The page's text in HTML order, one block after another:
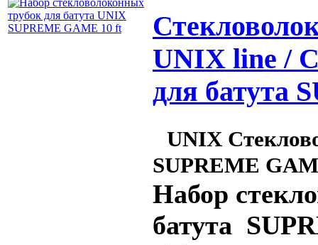
UNIX line /
для батута
UNIX
SUPREME
Набор
батута